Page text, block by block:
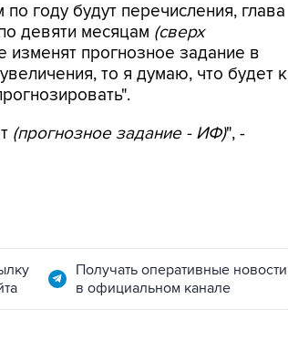
году будут перечисления, глава
девяти месяцам (сверх
изменят прогнозное задание в
то я думаю, что будет к
(прогнозное задание - ИФ)", -
Получать оперативные новости
в официальном канале